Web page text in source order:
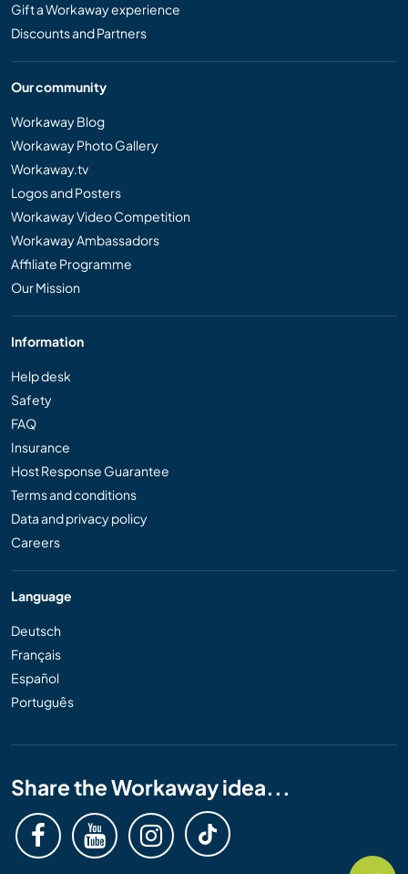
Gift a Workaway experience
Discounts and Partners
Our community
Workaway Blog
Workaway Photo Gallery
Workaway.tv
Logos and Posters
Workaway Video Competition
Workaway Ambassadors
Affiliate Programme
Our Mission
Information
Help desk
Safety
FAQ
Insurance
Host Response Guarantee
Terms and conditions
Data and privacy policy
Careers
Language
Deutsch
Français
Español
Português
Share the Workaway idea...